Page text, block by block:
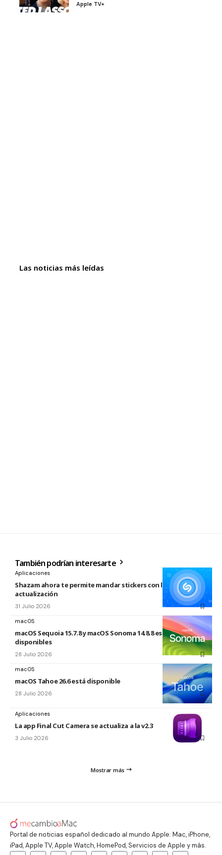
Apple TV+
Las noticias más leídas
También podrían interesarte
Aplicaciones
Shazam ahora te permite mandar stickers con la nueva
actualización
31 Julio 2026
macOS
macOS Sequoia 15.7.8 y macOS Sonoma 14.8.8 están
disponibles
28 Julio 2026
macOS
macOS Tahoe 26.6 está disponible
28 Julio 2026
Aplicaciones
La app Final Cut Camera se actualiza a la v2.3
3 Julio 2026
Mostrar más
Portal de noticias español dedicado al mundo Apple: Mac, iPhone,
iPad, Apple TV, Apple Watch, HomePod, Servicios de Apple y más.